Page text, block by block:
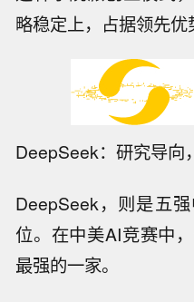
略稳定上，占据领先优
DeepSeek：研究导向
DeepSeek，则是五
位。在中美AI竞赛中
最强的一家。